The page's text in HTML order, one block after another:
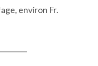
environ Fr.